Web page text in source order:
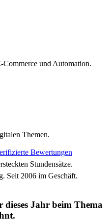
und Automation.
Themen.
Bewertungen
Stundensätze.
Seit 2006 im Geschäft.
Jahr beim Thema